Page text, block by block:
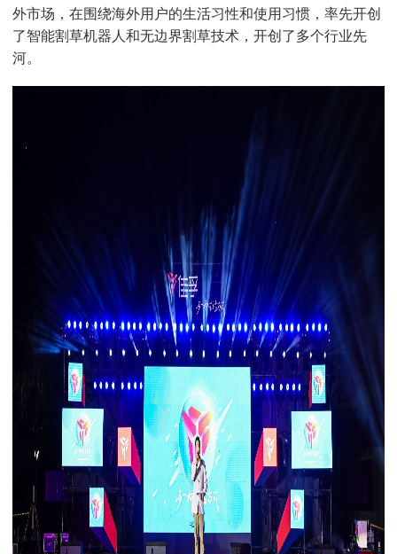
外市场，在围绕海外用户的生活习性和使用习惯，率先开创
了智能割草机器人和无边界割草技术，开创了多个行业先
河。